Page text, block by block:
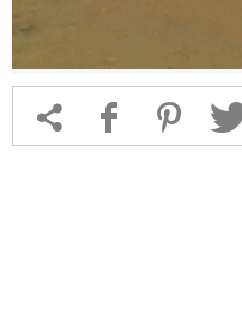
 f 1